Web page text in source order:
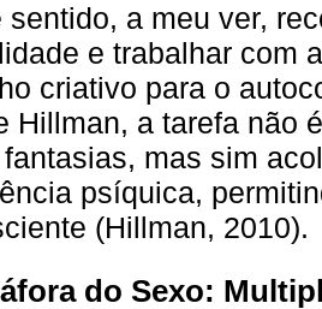
sentido, a meu ver,
e trabalhar com
criativo para o
Hillman, a tarefa não
mas sim
psíquica,
(Hillman, 2010).
do Sexo: